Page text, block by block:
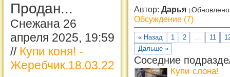
Продан...
Снежана 26
апреля 2025, 19:59
// Купи коня! -
Жеребчик.18.03.22
Автор: Дарья
Обсуждение (7)
« Назад 1 2 … 11
Дальше »
Соседние
Купи слона!